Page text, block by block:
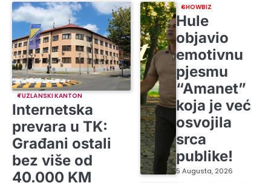
TUZLANSKI KANTON
Internetska
prevara u TK:
Građani ostali
bez više od
40.000 KM
SHOWBIZ
Hule
objavio
emotivnu
pjesmu
“Amanet”
koja je već
osvojila
srca
publike!
5 Augusta, 2026